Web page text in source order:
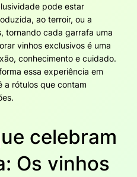
pode estar
ao terroir, ou a
tornando cada garrafa uma
vinhos exclusivos é uma
conhecimento e cuidado.
essa experiência em
a rótulos que contam
celebram
Os vinhos